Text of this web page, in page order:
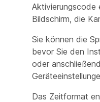
Aktivierungscode
Bildschirm, die
Sie können die
bevor Sie den
oder
Das Zeitformat